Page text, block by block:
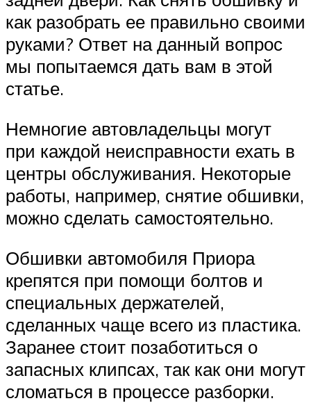
как разобрать ее правильно своими
руками? Ответ на данный вопрос
мы попытаемся дать вам в этой
статье.
Немногие автовладельцы могут
при каждой неисправности ехать в
центры обслуживания. Некоторые
работы, например, снятие обшивки,
можно сделать самостоятельно.
Обшивки автомобиля Приора
крепятся при помощи болтов и
специальных держателей,
сделанных чаще всего из пластика.
Заранее стоит позаботиться о
запасных клипсах, так как они могут
сломаться в процессе разборки.